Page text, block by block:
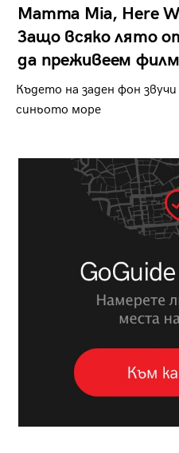
Mamma Mia, Here
Защо всяко лято
да преживеем
Където на заден фон
синьото море